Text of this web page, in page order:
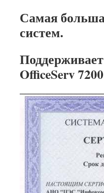
Самая
систем.
OfficeServ 7200